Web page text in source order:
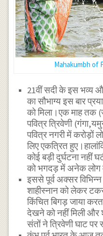
Mahakumbh of
21वीं सदी के इस भव्य
का सौभाग्य इस बार
को मिला।एक माह तक
पवित्र त्रिवेणी
पवित्र नगरी में करोड़ों
लिए एकत्रित
कोई बड़ी दुर्घटना नहीं
को भगदड़ में अनेक लोग
इससे पूर्व अक्सर
शाहीस्नान को लेकर
किंचित बिगड़ जाया
देखने को नहीं मिली और
संतों ने त्रिवेणी घाट पर